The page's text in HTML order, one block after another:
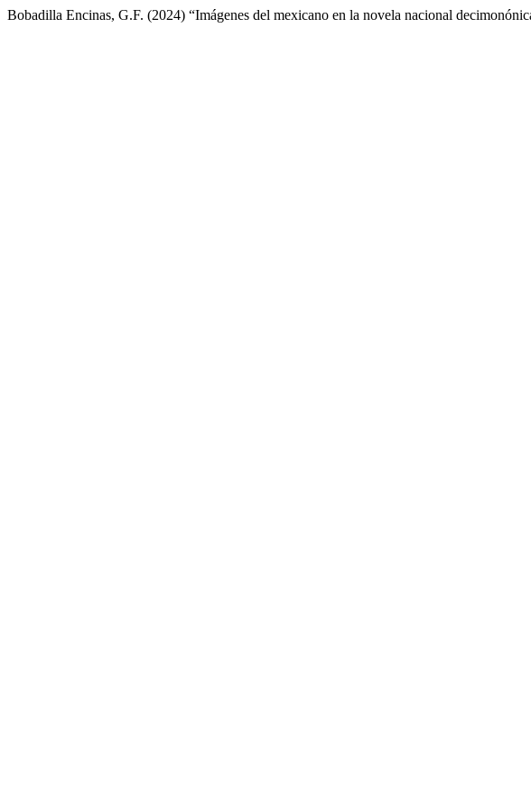
Bobadilla Encinas, G.F. (2024) “Imágenes del mexicano en la novela nacional